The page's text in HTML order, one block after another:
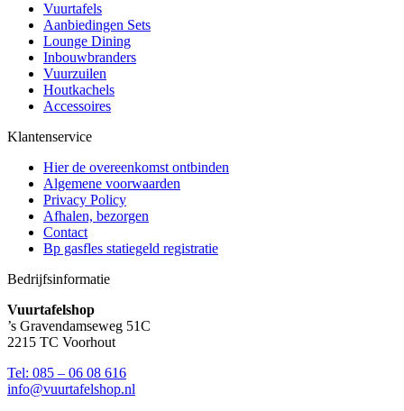
Vuurtafels
Aanbiedingen Sets
Lounge Dining
Inbouwbranders
Vuurzuilen
Houtkachels
Accessoires
Klantenservice
Hier de overeenkomst ontbinden
Algemene voorwaarden
Privacy Policy
Afhalen, bezorgen
Contact
Bp gasfles statiegeld registratie
Bedrijfsinformatie
Vuurtafelshop
’s Gravendamseweg 51C
2215 TC Voorhout
Tel: 085 – 06 08 616
info@vuurtafelshop.nl